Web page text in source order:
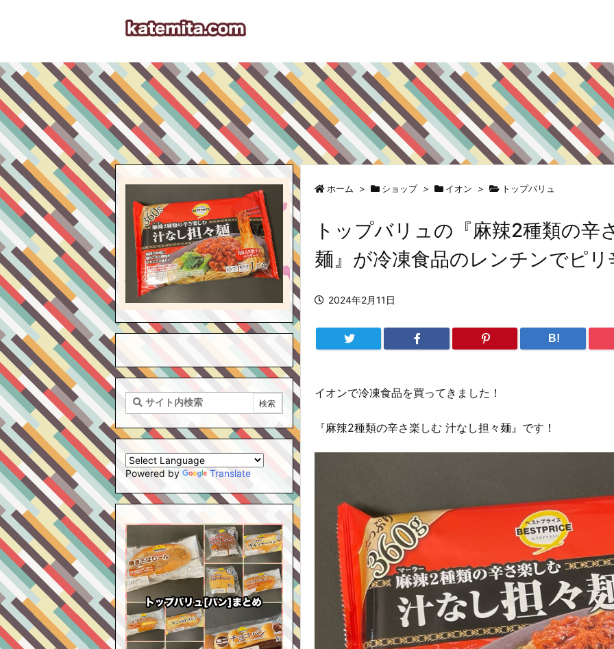
ホーム > ショップ > イオン > トップバリュ
トップバリュの『麻辣2種類の辛
麺』が冷凍食品のレンチンでピリ
2024年2月11日
B!
イオンで冷凍食品を買ってきました！
『麻辣2種類の辛さ楽しむ 汁なし担々麺』です！
Powered by Translate